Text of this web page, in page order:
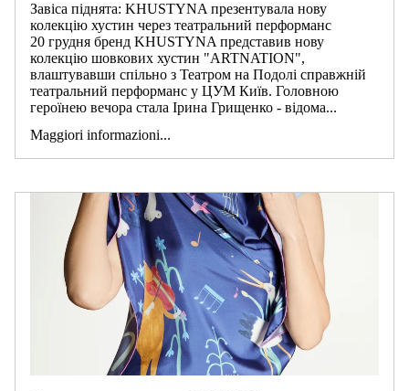
Завіса піднята: KHUSTYNA презентувала нову
колекцію хустин через театральний перформанс
20 грудня бренд KHUSTYNA представив нову
колекцію шовкових хустин "ARTNATION",
влаштувавши спільно з Театром на Подолі справжній
театральний перформанс у ЦУМ Київ. Головною
героїнею вечора стала Ірина Грищенко - відома...
Maggiori informazioni...